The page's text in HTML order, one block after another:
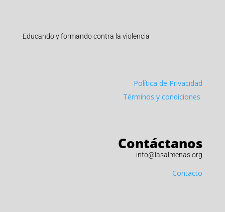
Educando y formando contra la violencia
Política de Privacidad
Términos y condiciones
Contáctanos
info@lasalmenas.org
Contacto